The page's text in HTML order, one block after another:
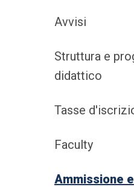
Avvisi
Struttura e
didattico
Tasse
Faculty
Ammissione e